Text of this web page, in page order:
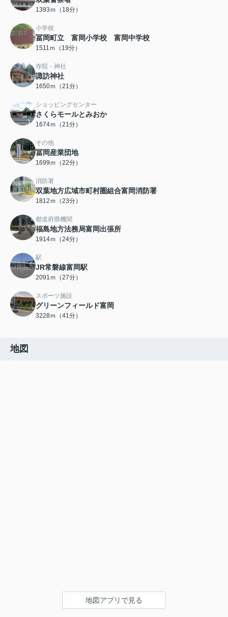
1393ｍ（18分）
小学校
冨岡町立 富岡小学校 富岡中学校
1511ｍ（19分）
寺院・神社
諏訪神社
1650ｍ（21分）
ショッピングセンター
さくらモールとみおか
1674ｍ（21分）
その他
冨岡産業団地
1699ｍ（22分）
消防署
双葉地方広域市町村圏組合富岡消防署
1812ｍ（23分）
都道府県機関
福島地方法務局富岡出張所
1914ｍ（24分）
駅
JR常磐線富岡駅
2091ｍ（27分）
スポーツ施設
グリーンフィールド富岡
3228ｍ（41分）
地図
地図アプリで見る